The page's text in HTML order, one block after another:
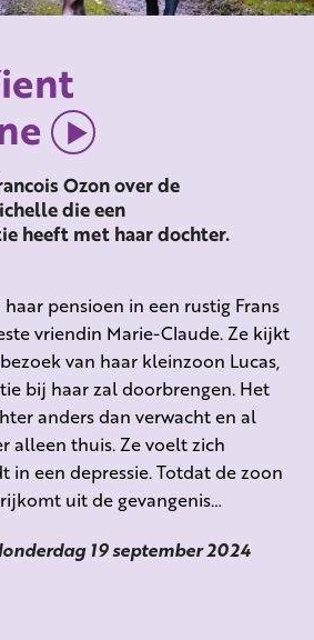
Ozon over de
die een
heeft met haar dochter.
pensioen in een rustig Frans
vriendin Marie-Claude. Ze kijkt
van haar kleinzoon Lucas,
bij haar zal doorbrengen. Het
anders dan verwacht en al
alleen thuis. Ze voelt zich
in een depressie. Totdat de zoon
uit de gevangenis…
19 september 2024